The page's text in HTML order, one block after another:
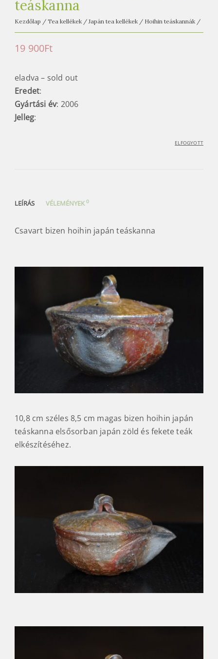
t
e
a
h
á
z
teáskanna
Kezdőlap / Tea kellékek / Japán tea kellékek / Hoihin teáskannák /
19 900Ft
eladva – sold out
Eredet:
Gyártási év: 2006
Jelleg:
ELFOGYOTT
LEÍRÁS VÉLEMÉNYEK0
Csavart bizen hoihin japán teáskanna
10,8 cm széles 8,5 cm magas bizen hoihin japán
teáskanna elsősorban japán zöld és fekete teák
elkészítéséhez.